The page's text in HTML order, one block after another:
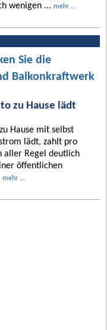
wenigen ... mehr ...
Sie die
Balkonkraftwerk
zu Hause lädt
Hause mit selbst
lädt, zahlt pro
aller Regel deutlich
öffentlichen
mehr ...